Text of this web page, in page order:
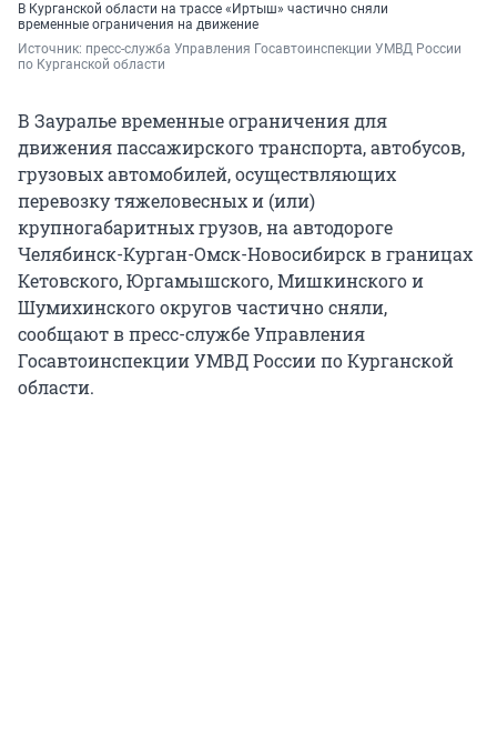
В Курганской области на трассе «Иртыш» частично сняли
временные ограничения на движение
Источник: пресс-служба Управления Госавтоинспекции УМВД России
по Курганской области
В Зауралье временные ограничения для
движения пассажирского транспорта, автобусов,
грузовых автомобилей, осуществляющих
перевозку тяжеловесных и (или)
крупногабаритных грузов, на автодороге
Челябинск-Курган-Омск-Новосибирск в границах
Кетовского, Юргамышского, Мишкинского и
Шумихинского округов частично сняли,
сообщают в пресс-службе Управления
Госавтоинспекции УМВД России по Курганской
области.